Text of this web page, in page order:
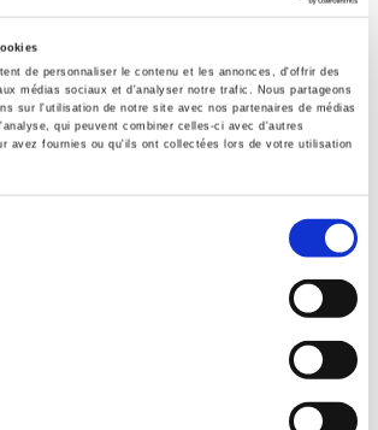
de personnaliser le contenu et les annonces, d'offrir des
médias sociaux et d'analyser notre trafic. Nous partageons
sur l'utilisation de notre site avec nos partenaires de médias
qui peuvent combiner celles-ci avec d'autres
avez fournies ou qu'ils ont collectées lors de votre utilisation
Po